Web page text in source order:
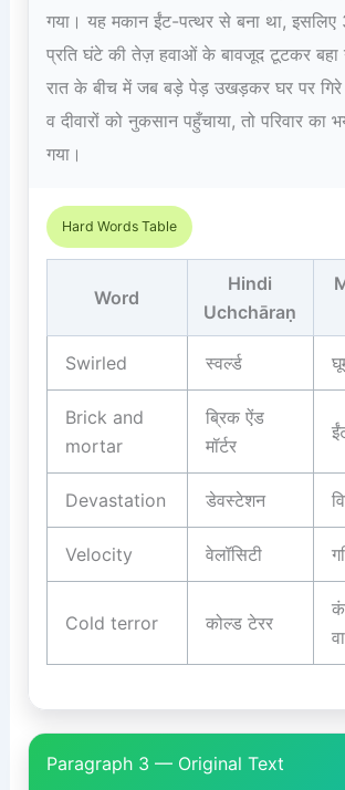
गया। यह मकान ईंट-पत्थर से बना था, इसलिए
प्रति घंटे की तेज़ हवाओं के बावजूद टूटकर बहा
रात के बीच में जब बड़े पेड़ उखड़कर घर पर
व दीवारों को नुकसान पहुँचाया, तो परिवार का
गया।
Hard Words Table
Word
Hindi
Uchchāraṇ
Swirled स्वर्ल्ड
Brick and
mortar
ब्रिक ऐंड
मॉर्टर
Devastation डेवस्टेशन
Velocity वेलॉसिटी
Cold terror कोल्ड टेरर
Paragraph 3 — Original Text